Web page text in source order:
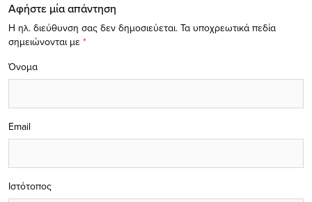
Αφήστε μία απάντηση
Η ηλ. διεύθυνση σας δεν δημοσιεύεται. Τα υποχρεωτικά πεδία
σημειώνονται με *
Όνομα
Email
Ιστότοπος